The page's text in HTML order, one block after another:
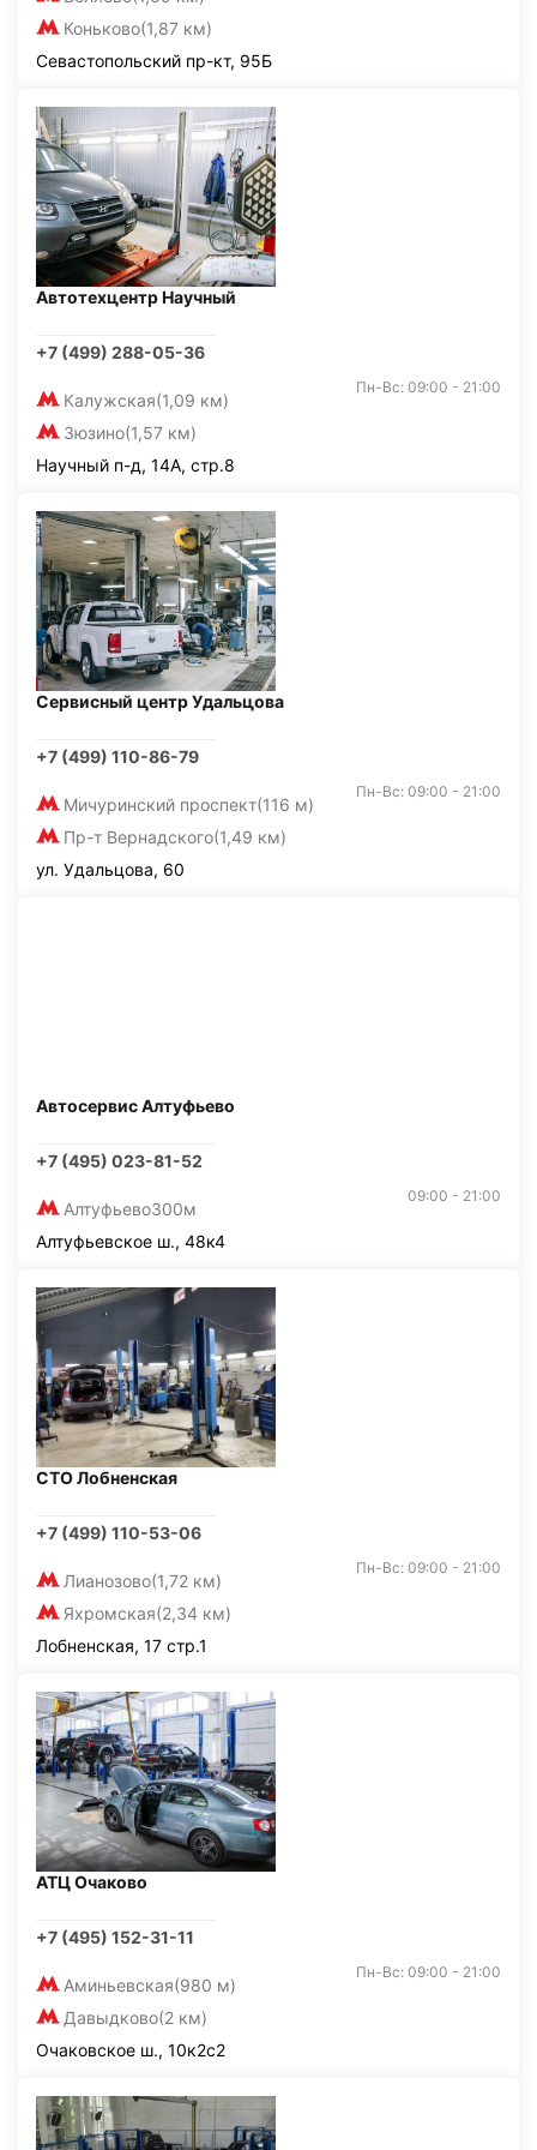
Коньково(1,87 км)
Севастопольский пр-кт, 95Б
Автотехцентр Научный
+7 (499) 288-05-36
Калужская(1,09 км)
Зюзино(1,57 км)
Пн-Вс: 09:00 - 21:00
Научный п-д, 14А, стр.8
Сервисный центр Удальцова
+7 (499) 110-86-79
Мичуринский проспект(116 м)
Пр-т Вернадского(1,49 км)
Пн-Вс: 09:00 - 21:00
ул. Удальцова, 60
Автосервис Алтуфьево
+7 (495) 023-81-52
Алтуфьево300м
09:00 - 21:00
Алтуфьевское ш., 48к4
СТО Лобненская
+7 (499) 110-53-06
Лианозово(1,72 км)
Яхромская(2,34 км)
Пн-Вс: 09:00 - 21:00
Лобненская, 17 стр.1
АТЦ Очаково
+7 (495) 152-31-11
Аминьевская(980 м)
Давыдково(2 км)
Пн-Вс: 09:00 - 21:00
Очаковское ш., 10к2с2